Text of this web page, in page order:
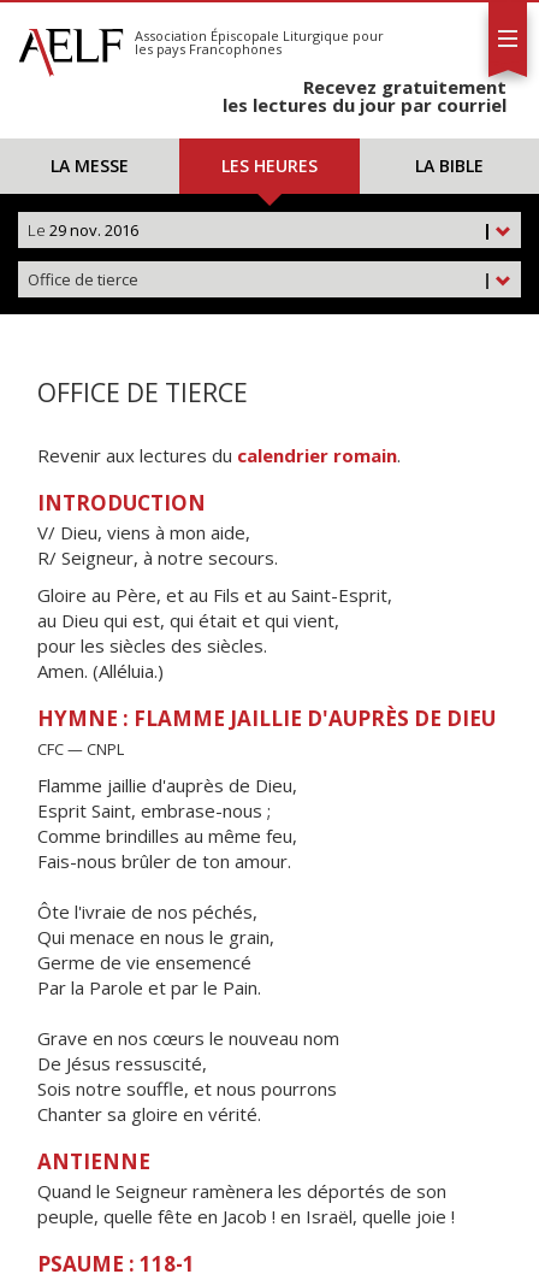
S'abonner
Calendrier
Association Épiscopale Liturgique pour
les pays Francophones
Recevez gratuitement
les lectures du jour par courriel
LA MESSE LES HEURES LA BIBLE
|
Le 29 nov. 2016
|
Office de tierce
OFFICE DE TIERCE
Revenir aux lectures du calendrier romain.
INTRODUCTION
V/ Dieu, viens à mon aide,
R/ Seigneur, à notre secours.
Gloire au Père, et au Fils et au Saint-Esprit,
au Dieu qui est, qui était et qui vient,
pour les siècles des siècles.
Amen. (Alléluia.)
HYMNE : FLAMME JAILLIE D'AUPRÈS DE DIEU
CFC — CNPL
Flamme jaillie d'auprès de Dieu,
Esprit Saint, embrase-nous ;
Comme brindilles au même feu,
Fais-nous brûler de ton amour.
Ôte l'ivraie de nos péchés,
Qui menace en nous le grain,
Germe de vie ensemencé
Par la Parole et par le Pain.
Grave en nos cœurs le nouveau nom
De Jésus ressuscité,
Sois notre souffle, et nous pourrons
Chanter sa gloire en vérité.
ANTIENNE
Quand le Seigneur ramènera les déportés de son
peuple, quelle fête en Jacob ! en Israël, quelle joie !
PSAUME : 118-1